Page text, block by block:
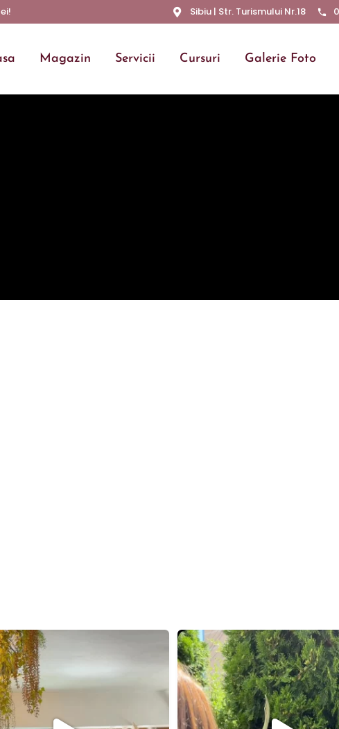
Sibiu | Str. Turismului Nr.18
Magazin Servicii Cursuri Galerie Foto